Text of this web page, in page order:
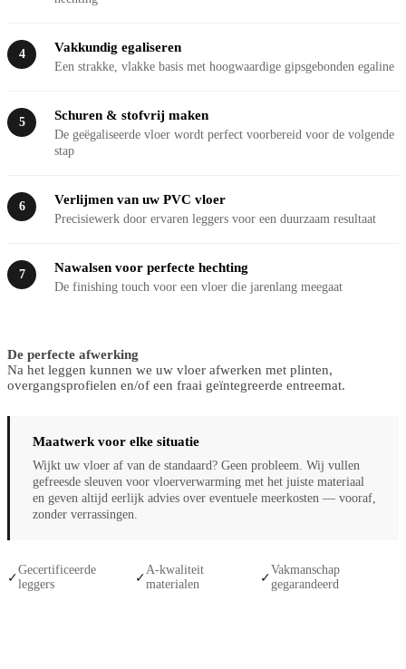
4 Vakkundig egaliseren
Een strakke, vlakke basis met hoogwaardige gipsgebonden egaline
5 Schuren & stofvrij maken
De geëgaliseerde vloer wordt perfect voorbereid voor de volgende
stap
6 Verlijmen van uw PVC vloer
Precisiewerk door ervaren leggers voor een duurzaam resultaat
7 Nawalsen voor perfecte hechting
De finishing touch voor een vloer die jarenlang meegaat
De perfecte afwerking
Na het leggen kunnen we uw vloer afwerken met plinten,
overgangsprofielen en/of een fraai geïntegreerde entreemat.
Maatwerk voor elke situatie
Wijkt uw vloer af van de standaard? Geen probleem. Wij vullen
gefreesde sleuven voor vloerverwarming met het juiste materiaal
en geven altijd eerlijk advies over eventuele meerkosten — vooraf,
zonder verrassingen.
✓
Gecertificeerde
leggers
✓
A-kwaliteit
materialen
✓
Vakmanschap
gegarandeerd